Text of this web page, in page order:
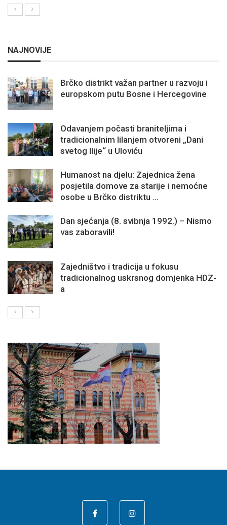
NAJNOVIJE
Brčko distrikt važan partner u razvoju i
europskom putu Bosne i Hercegovine
Odavanjem počasti braniteljima i
tradicionalnim lilanjem otvoreni „Dani
svetog Ilije“ u Uloviću
Humanost na djelu: Zajednica žena
posjetila domove za starije i nemoćne
osobe u Brčko distriktu ...
Dan sjećanja (8. svibnja 1992.) – Nismo
vas zaboravili!
Zajedništvo i tradicija u fokusu
tradicionalnog uskrsnog domjenka HDZ-
a